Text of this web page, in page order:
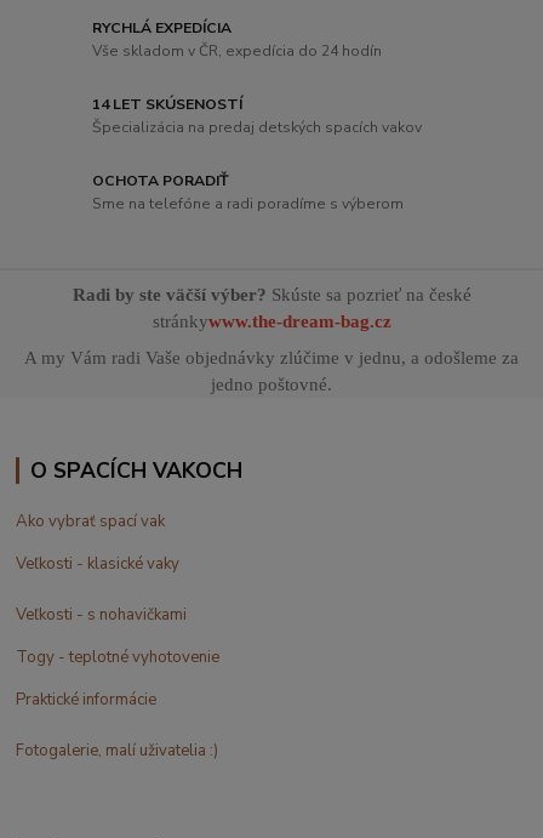
RYCHLÁ EXPEDÍCIA
Vše skladom v ČR, expedícia do 24 hodín
14 LET SKÚSENOSTÍ
Špecializácia na predaj detských spacích vakov
OCHOTA PORADIŤ
Sme na telefóne a radi poradíme s výberom
Radi by ste väčší výber? Skúste sa pozrieť na české
stránkywww.the-dream-bag.cz
A my Vám radi Vaše objednávky zlúčime v jednu, a odošleme za
jedno poštovné.
O SPACÍCH VAKOCH
Ako vybrať spací vak
Veľkosti - klasické vaky
Veľkosti - s nohavičkami
Togy - teplotné vyhotovenie
Praktické informácie
Fotogalerie, malí uživatelia :)